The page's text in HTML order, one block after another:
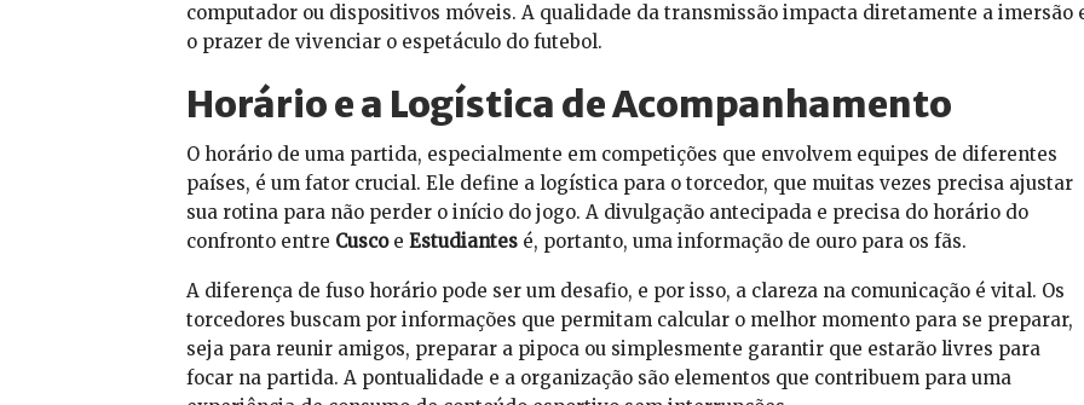
computador ou dispositivos móveis. A qualidade da transmissão impacta diretamente a imersão
o prazer de vivenciar o espetáculo do futebol.
Horário e a Logística de Acompanhamento
O horário de uma partida, especialmente em competições que envolvem equipes de diferentes
países, é um fator crucial. Ele define a logística para o torcedor, que muitas vezes precisa ajustar
sua rotina para não perder o início do jogo. A divulgação antecipada e precisa do horário do
confronto entre Cuscoe Estudiantesé, portanto, uma informação de ouro para os fãs.
A diferença de fuso horário pode ser um desafio, e por isso, a clareza na comunicação é vital. Os
torcedores buscam por informações que permitam calcular o melhor momento para se preparar,
seja para reunir amigos, preparar a pipoca ou simplesmente garantir que estarão livres para
focar na partida. A pontualidade e a organização são elementos que contribuem para uma